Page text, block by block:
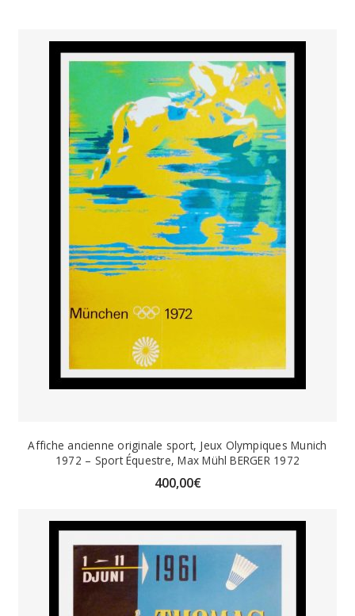
ancienne
originale
quantity
Affiche ancienne originale sport, Jeux Olympiques Munich
1972 – Sport Équestre, Max Mühl BERGER 1972
400,00€